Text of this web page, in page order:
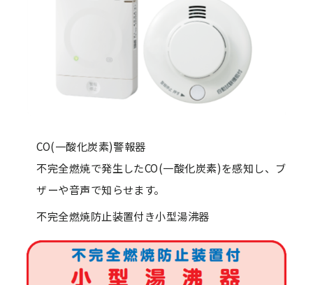
CO(一酸化炭素)警報器
不完全燃焼で発生したCO(一酸化炭素)を感知し、ブ
ザーや音声で知らせます。
不完全燃焼防止装置付き小型湯沸器